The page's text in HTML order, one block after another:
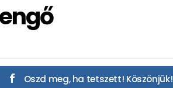
Oszd meg, ha tetszett! Köszönjük!